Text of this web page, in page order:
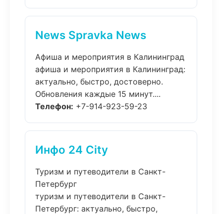
News Spravka News
Афиша и мероприятия в Калининград
афиша и мероприятия в Калининград:
актуально, быстро, достоверно.
Обновления каждые 15 минут....
Телефон: +7-914-923-59-23
Инфо 24 City
Туризм и путеводители в Санкт-
Петербург
туризм и путеводители в Санкт-
Петербург: актуально, быстро,